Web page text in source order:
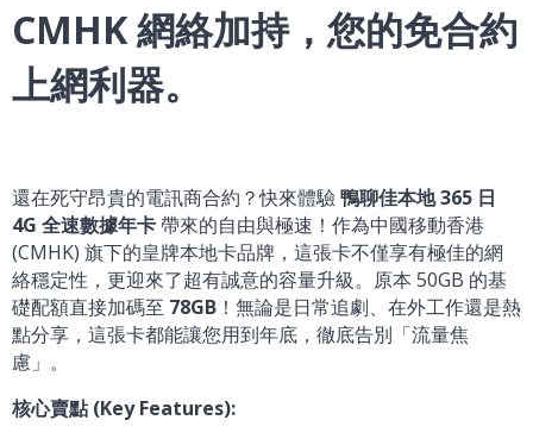
CMHK 網絡加持，您的免合約
上網利器。
還在死守昂貴的電訊商合約？快來體驗鴨聊佳本地 365 日
4G 全速數據年卡帶來的自由與極速！作為中國移動香港
(CMHK) 旗下的皇牌本地卡品牌，這張卡不僅享有極佳的網
絡穩定性，更迎來了超有誠意的容量升級。原本 50GB 的基
礎配額直接加碼至 78GB ！無論是日常追劇、在外工作還是熱
點分享，這張卡都能讓您用到年底，徹底告別「流量焦
慮」。
核心賣點 (Key Features):